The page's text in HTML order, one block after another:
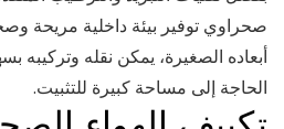
صحراوي توفير بيئة داخلية مريحة
أبعاده الصغيرة، يمكن نقله
الحاجة إلى مساحة كبيرة للتثبيت.